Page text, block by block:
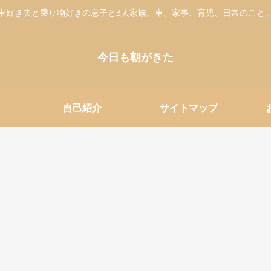
好き夫と乗り物好きの息子と3人家族。車、家事、育児、日常のこと。
今日も朝がきた
自己紹介 サイトマップ